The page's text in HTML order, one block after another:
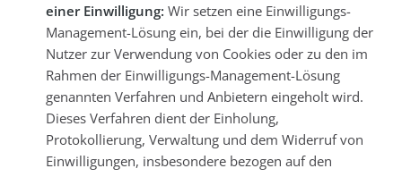
einer Einwilligung: Wir setzen eine Einwilligungs-
Management-Lösung ein, bei der die Einwilligung der
Nutzer zur Verwendung von Cookies oder zu den im
Rahmen der Einwilligungs-Management-Lösung
genannten Verfahren und Anbietern eingeholt wird.
Dieses Verfahren dient der Einholung,
Protokollierung, Verwaltung und dem Widerruf von
Einwilligungen, insbesondere bezogen auf den